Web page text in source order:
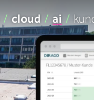
/ cloud / ai /